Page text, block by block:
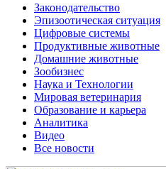
Законодательство
Эпизоотическая ситуация
Цифровые системы
Продуктивные животные
Домашние животные
Зообизнес
Наука и Технологии
Мировая ветеринария
Образование и карьера
Аналитика
Видео
Все новости